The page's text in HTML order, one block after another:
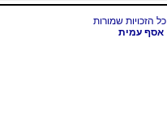
אסף עמית